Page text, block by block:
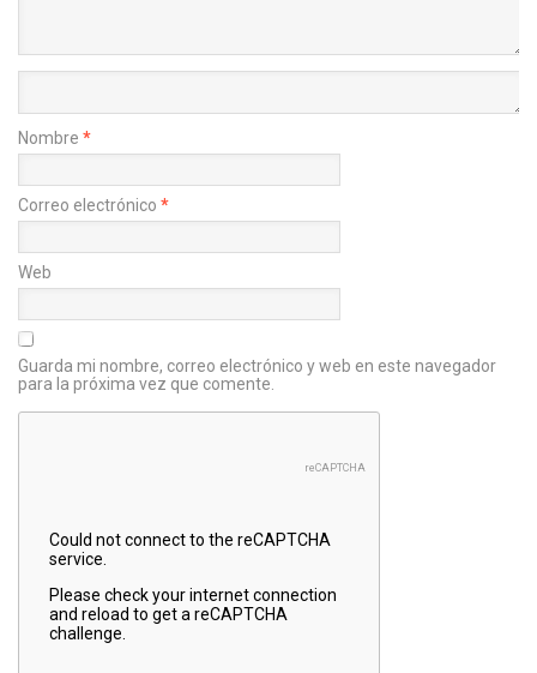
Nombre *
Correo electrónico *
Web
Guarda mi nombre, correo electrónico y web en este navegador
para la próxima vez que comente.